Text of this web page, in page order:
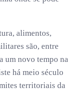
alimentos,
são, entre
um novo tempo na
há meio século
territoriais da